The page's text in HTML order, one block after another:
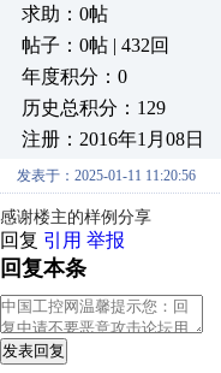
求助：0帖
帖子：0帖 | 432回
年度积分：0
历史总积分：129
注册：2016年1月08日
发表于：2025-01-11 11:20:56
感谢楼主的样例分享
回复 引用 举报
回复本条
发表回复